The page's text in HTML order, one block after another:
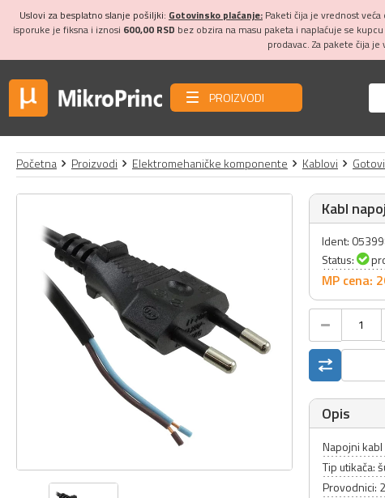
Uslovi za besplatno slanje pošiljki: Gotovinsko plaćanje: Paketi čija je vrednost veća
isporuke je fiksna i iznosi 600,00 RSD bez obzira na masu paketa i naplaćuje se
prodavac. Za pakete čija
PROIZVODI
Početna Proizvodi Elektromehaničke komponente Kablovi
Kabl
Ident:
Status:
MP cena:
Opis
Napojni kabl
Tip utikača:
Provodnici: